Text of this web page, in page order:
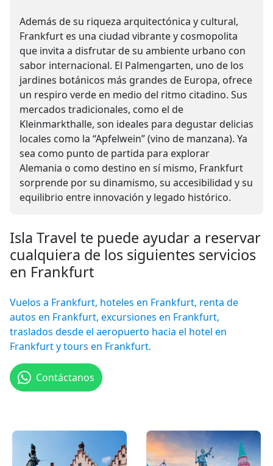
Además de su riqueza arquitectónica y cultural,
Frankfurt es una ciudad vibrante y cosmopolita
que invita a disfrutar de su ambiente urbano con
sabor internacional. El Palmengarten, uno de los
jardines botánicos más grandes de Europa, ofrece
un respiro verde en medio del ritmo citadino. Sus
mercados tradicionales, como el de
Kleinmarkthalle, son ideales para degustar delicias
locales como la “Apfelwein” (vino de manzana). Ya
sea como punto de partida para explorar
Alemania o como destino en sí mismo, Frankfurt
sorprende por su dinamismo, su accesibilidad y su
equilibrio entre innovación y legado histórico.
Isla Travel te puede ayudar a reservar
cualquiera de los siguientes servicios
en Frankfurt
Vuelos a Frankfurt, hoteles en Frankfurt, renta de
autos en Frankfurt, excursiones en Frankfurt,
traslados desde el aeropuerto hacia el hotel en
Frankfurt y tours en Frankfurt.
Contáctanos